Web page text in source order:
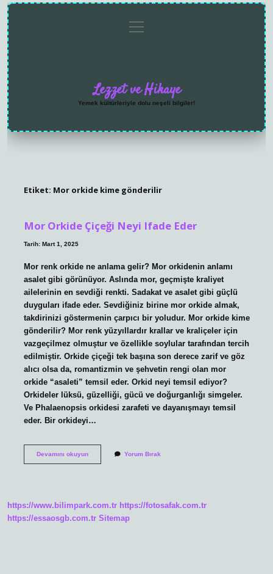
menüyü
aç
Lezzet ve Hikaye
Yemek kültürleriyle dolu neşeli bilgiler!
Etiket: Mor orkide kime gönderilir
Mor Orkide Çiçeği Neyi Ifade Eder
Tarih: Mart 1, 2025
Mor renk orkide ne anlama gelir? Mor orkidenin anlamı
asalet gibi görünüyor. Aslında mor, geçmişte kraliyet
ailelerinin en sevdiği renkti. Sadakat ve asalet gibi güçlü
duyguları ifade eder. Sevdiğiniz birine mor orkide almak,
takdirinizi göstermenin çarpıcı bir yoludur. Mor orkide kime
gönderilir? Mor renk yüzyıllardır krallar ve kraliçeler için
vazgeçilmez olmuştur ve özellikle soylular tarafından tercih
edilmiştir. Orkide çiçeği tek başına son derece zarif ve göz
alıcı olsa da, romantizmin ve şehvetin rengi olan mor
orkide “asaleti” temsil eder. Orkid neyi temsil ediyor?
Orkideler lüksü, güzelliği, gücü ve doğurganlığı simgeler.
Ve Phalaenopsis orkidesi zarafeti ve dayanışmayı temsil
eder. Bir orkideyi…
Devamını okuyunMor
Yorum Bırak
https://www.bilimpark.com.tr https://fotosafak.com.tr
https://essaosgb.com.tr Sitemap